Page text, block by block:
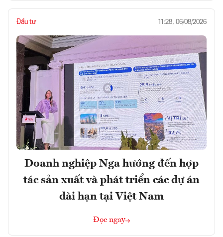
Đầu tư 11:28, 06/08/2026
Doanh nghiệp Nga hướng đến hợp
tác sản xuất và phát triển các dự án
dài hạn tại Việt Nam
Đọc ngay